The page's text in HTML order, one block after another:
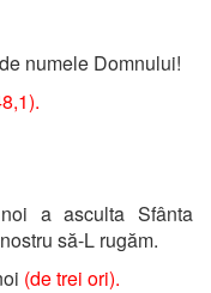
numele Domnului!
a asculta Sfânta
să-L rugăm.
(de trei ori).